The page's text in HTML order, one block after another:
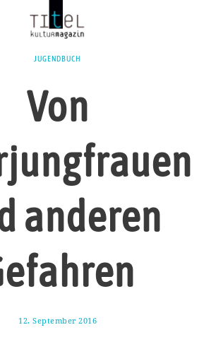
JUGENDBUCH
Von
anderen
12. September 2016